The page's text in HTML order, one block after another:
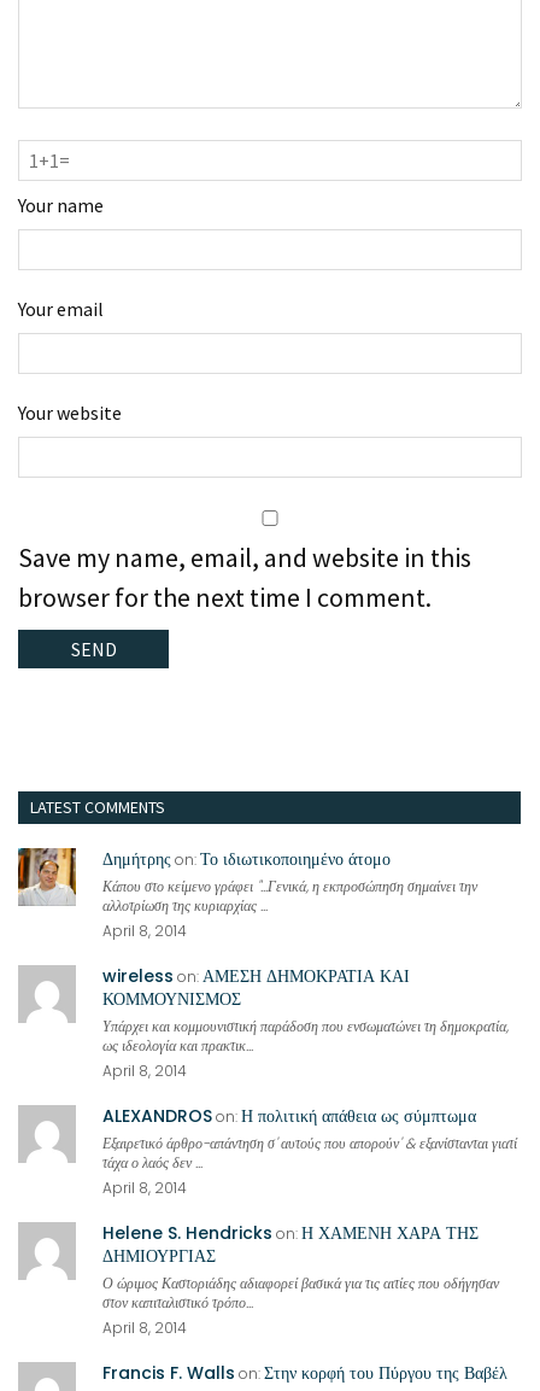
Your name
Your email
Your website
Save my name, email, and website in this
browser for the next time I comment.
LATEST COMMENTS
Δημήτρηςon:Το ιδιωτικοποιημένο άτομο
Κάπου στο κείμενο γράφει "...Γενικά, η εκπροσώπηση σημαίνει την
αλλοτρίωση της κυριαρχίας ...
April 8, 2014
wireless on:ΑΜΕΣΗ ΔΗΜΟΚΡΑΤΙΑ ΚΑΙ
ΚΟΜΜΟΥΝΙΣΜΟΣ
Υπάρχει και κομμουνιστική παράδοση που ενσωματώνει τη δημοκρατία,
ως ιδεολογία και πρακτικ...
April 8, 2014
ALEXANDROSon:Η πολιτική απάθεια ως σύμπτωμα
Εξαιρετικό άρθρο-απάντηση σ' αυτούς που απορούν' & εξανίστανται γιατί
τάχα ο λαός δεν ...
April 8, 2014
Helene S. Hendricks on:Η ΧΑΜΕΝΗ ΧΑΡΑ ΤΗΣ
ΔΗΜΙΟΥΡΓΙΑΣ
Ο ώριμος Καστοριάδης αδιαφορεί βασικά για τις αιτίες που οδήγησαν
στον καπιταλιστικό τρόπο...
April 8, 2014
Francis F. Walls on:Στην κορφή του Πύργου της Βαβέλ